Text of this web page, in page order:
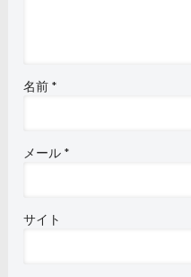
名前 *
メール *
サイト